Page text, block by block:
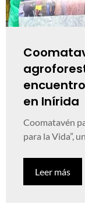
en Inírida
Coomatavén
para la Vida”,
Leer más